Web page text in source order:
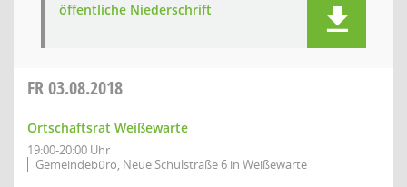
öffentliche Niederschrift
FR03.08.2018
Ortschaftsrat Weißewarte
19:00-20:00 Uhr
Gemeindebüro, Neue Schulstraße 6 in Weißewarte